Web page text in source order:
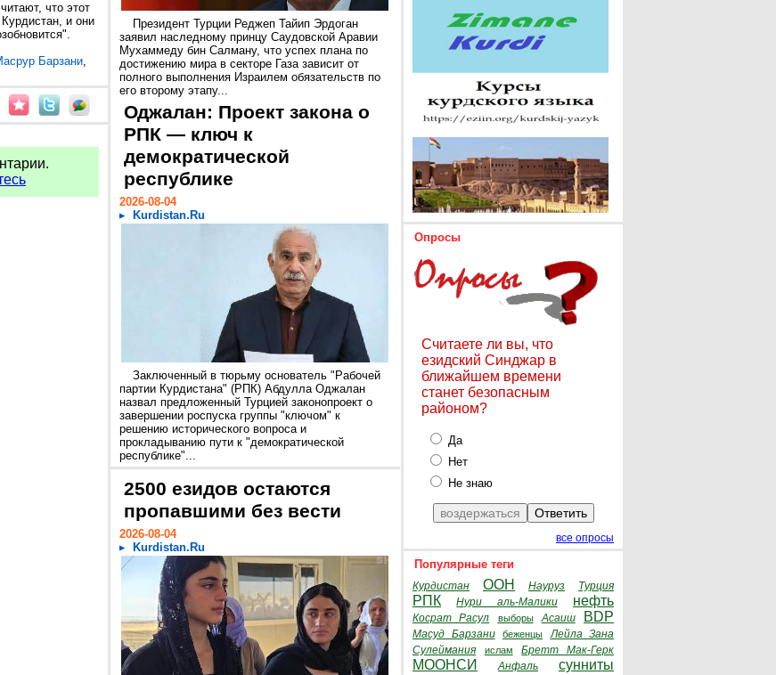
что этот
и они
Барзани,
Президент Турции Реджеп Тайип Эрдоган
заявил наследному принцу Саудовской Аравии
Мухаммеду бин Салману, что успех плана по
достижению мира в секторе Газа зависит от
полного выполнения Израилем обязательств по
его второму этапу...
Оджалан: Проект закона о
РПК — ключ к
демократической
республике
2026-08-04
Kurdistan.Ru
Заключенный в тюрьму основатель "Рабочей
партии Курдистана" (РПК) Абдулла Оджалан
назвал предложенный Турцией законопроект о
завершении роспуска группы "ключом" к
решению исторического вопроса и
прокладыванию пути к "демократической
республике"...
2500 езидов остаются
пропавшими без вести
2026-08-04
Kurdistan.Ru
Опросы
Считаете ли вы, что
езидский Синджар в
ближайшем времени
станет безопасным
районом?
Да
Нет
Не знаю
все опросы
Популярные теги
Курдистан ООН Науруз Турция
РПК Нури аль-Малики нефть
Косрат Расул выборы Асаиш BDP
Масуд Барзани беженцы
Лейла Зана
Сулеймания
ислам Бретт Мак-Герк
МООНСИ Анфаль сунниты